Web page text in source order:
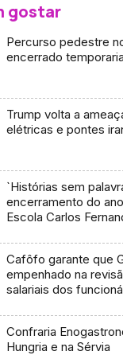
gostar
Percurso pedestre
encerrado
Trump volta a
elétricas e pontes
`Histórias sem
encerramento do
Escola Carlos
Cafôfo garante que
empenhado na
salariais dos
Confraria
Hungria e na Sérvia